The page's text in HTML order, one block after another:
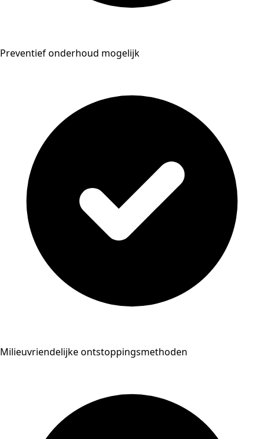
Preventief onderhoud mogelijk
Milieuvriendelijke ontstoppingsmethoden